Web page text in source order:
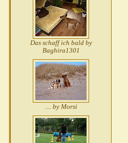
Das schaff ich bald by
Baghira1301
.... by Morsi